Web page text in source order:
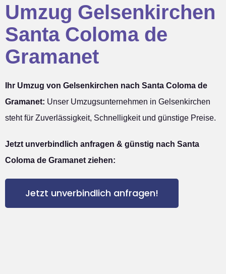
Umzug Gelsenkirchen
Santa Coloma de
Gramanet
Ihr Umzug von Gelsenkirchen nach Santa Coloma de
Gramanet: Unser Umzugsunternehmen in Gelsenkirchen
steht für Zuverlässigkeit, Schnelligkeit und günstige Preise.
Jetzt unverbindlich anfragen & günstig nach Santa
Coloma de Gramanet ziehen:
Jetzt unverbindlich anfragen!